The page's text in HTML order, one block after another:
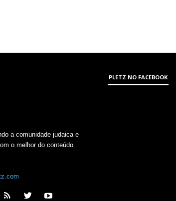
a comunidade judaica e
o melhor do conteúdo
PLETZ NO FACEBOOK